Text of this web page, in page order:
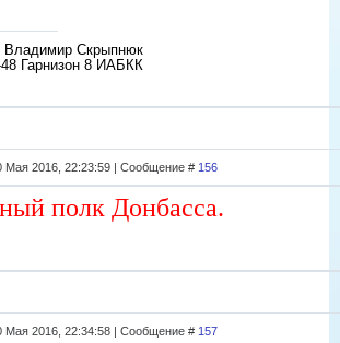
Владимир Скрыпнюк
Гарнизон 8 ИАБКК
Мая 2016, 22:23:59 | Сообщение # 156
полк Донбасса.
Мая 2016, 22:34:58 | Сообщение # 157